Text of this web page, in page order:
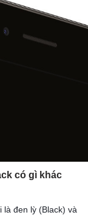
có gì khác
là đen lỳ (Black) và